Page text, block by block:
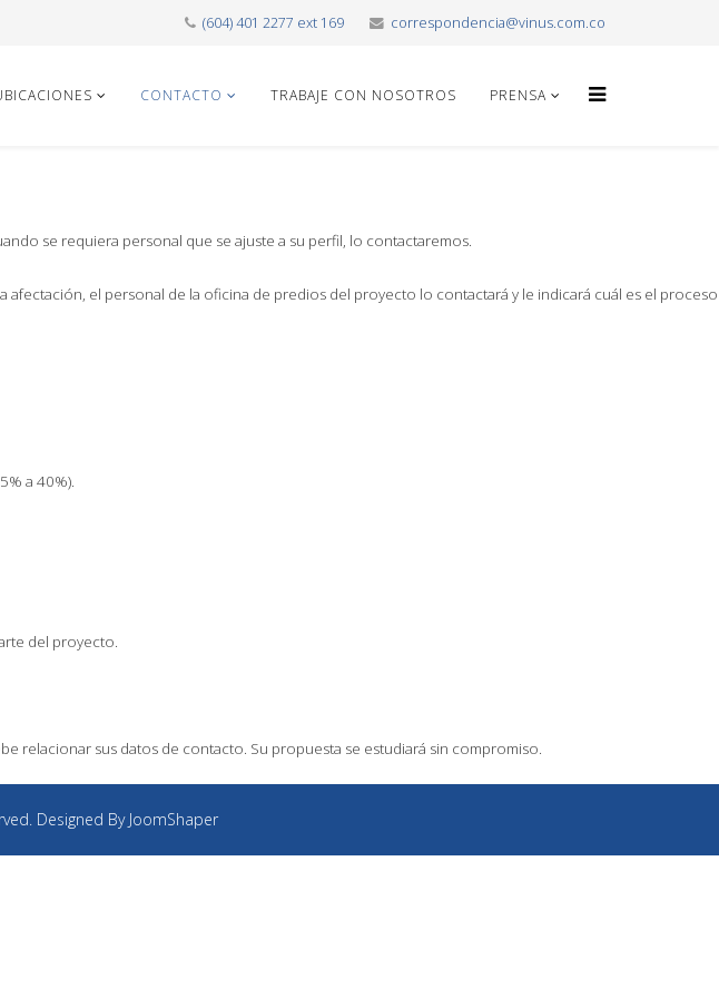
(604) 401 2277 ext 169 correspondencia@vinus.com.co
CONTACTO TRABAJE CON NOSOTROS PRENSA
se requiera personal que se ajuste a su perfil, lo contactaremos.
el personal de la oficina de predios del proyecto lo contactará y le indicará cuál es el proceso
a 40%).
del proyecto.
relacionar sus datos de contacto. Su propuesta se estudiará sin compromiso.
Designed By JoomShaper